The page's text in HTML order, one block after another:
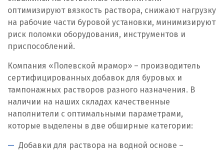
Ишим
К
Казань
Калининград
Калуга
Каменск-Уральский
оптимизируют вязкость раствора, снижают нагрузку
на рабочие части буровой установки, минимизируют
риск поломки оборудования, инструментов и
приспособлений.
Компания «Полевской мрамор» – производитель
сертифицированных добавок для буровых и
тампонажных растворов разного назначения. В
наличии на наших складах качественные
наполнители с оптимальными параметрами,
которые выделены в две обширные категории:
Добавки для раствора на водной основе –